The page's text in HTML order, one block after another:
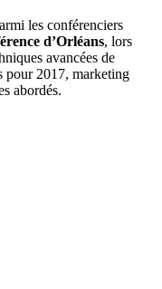
les conférenciers
d’Orléans, lors
avancées de
pour 2017, marketing
abordés.